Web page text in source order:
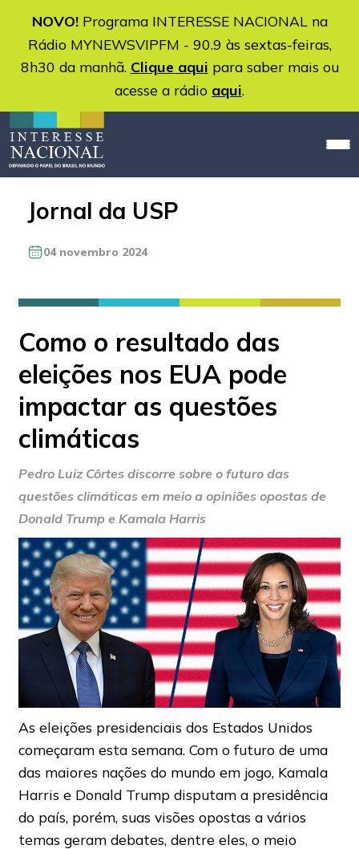
NOVO!Programa INTERESSE NACIONAL na
Rádio MYNEWSVIPFM - 90.9 às sextas-feiras,
8h30 da manhã. Clique aqui para saber mais ou
acesse a rádio aqui.
Jornal da USP
04 novembro 2024
Como o resultado das
eleições nos EUA pode
impactar as questões
climáticas
Pedro Luiz Côrtes discorre sobre o futuro das
questões climáticas em meio a opiniões opostas de
Donald Trump e Kamala Harris
As eleições presidenciais dos Estados Unidos
começaram esta semana. Com o futuro de uma
das maiores nações do mundo em jogo, Kamala
Harris e Donald Trump disputam a presidência
do país, porém, suas visões opostas a vários
temas geram debates, dentre eles, o meio